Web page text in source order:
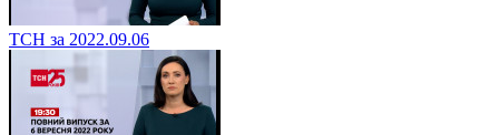
ТСН за 2022.09.06